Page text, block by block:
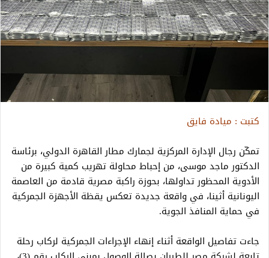
كتبت : ميادة فايق
تمكّن رجال الإدارة المركزية لجمارك مطار القاهرة الدولي، برئاسة
الدكتور ماجد موسى، من إحباط محاولة تهريب كمية كبيرة من
الأدوية المحظور تداولها، بحوزة راكبة مصرية قادمة من العاصمة
اليونانية أثينا، في واقعة جديدة تعكس يقظة الأجهزة الجمركية
في حماية المنافذ الجوية.
جاءت تفاصيل الواقعة أثناء إنهاء الإجراءات الجمركية لركاب رحلة